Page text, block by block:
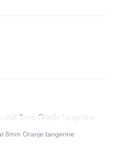
UITVERKOCHT
8mm Oranje tangerine